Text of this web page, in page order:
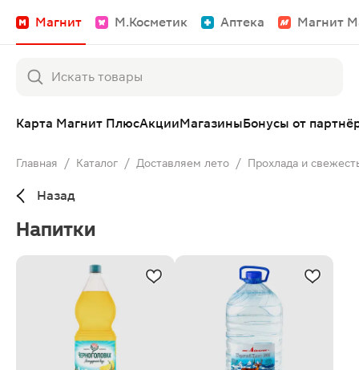
Магнит М.Косметик Аптека Магнит
Карта Магнит ПлюсАкцииМагазиныБонусы от
Главная / Каталог / Доставляем лето / Прохлада и
Назад
Напитки